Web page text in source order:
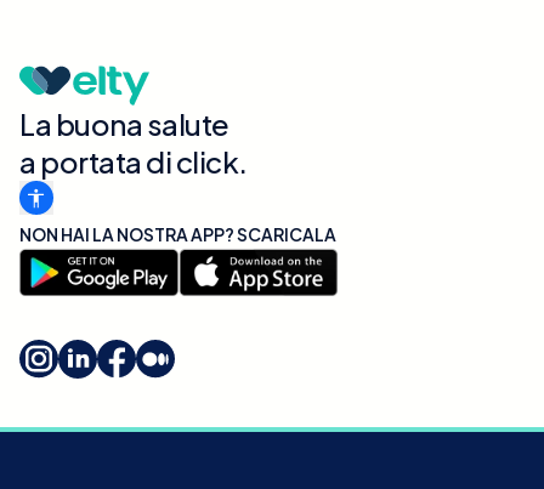
La buona salute
a portata di click.
NON HAI LA NOSTRA APP? SCARICALA